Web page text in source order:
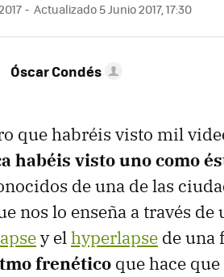
Actualizado 5 Junio 2017, 17:30
Óscar Condés
que habréis visto mil
habéis visto uno como
de una de las
nos lo enseña a través
y elhyperlapse de una
frenético que hace